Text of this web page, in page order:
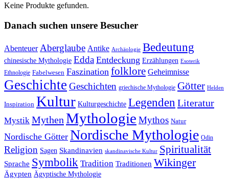
Keine Produkte gefunden.
Danach suchen unsere Besucher
Abenteuer Aberglaube Antike Archäologie Bedeutung
chinesische Mythologie Edda Entdeckung Erzählungen Esoterik
Ethnologie Fabelwesen Faszination folklore Geheimnisse
Geschichte Geschichten griechische Mythologie Götter Helden
Inspiration Kultur Kulturgeschichte Legenden Literatur
Mystik Mythen Mythologie Mythos Natur
Nordische Götter Nordische Mythologie Odin
Religion Sagen Skandinavien skandinavische Kultur Spiritualität
Sprache Symbolik Tradition Traditionen Wikinger
Ägypten Ägyptische Mythologie